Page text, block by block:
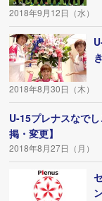
2018年9月12日（水）
2018年8月30日（木）
U-15プレナスなで
掲・変更】
2018年8月27日（月）